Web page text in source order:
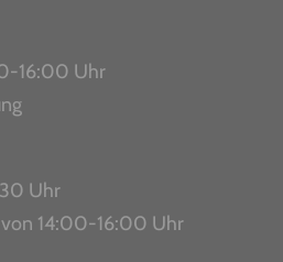
16:00 Uhr
Uhr
von 14:00-16:00 Uhr